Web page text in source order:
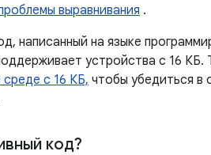
выравнивания .
написанный на языке
устройства с 16 КБ.
с 16 КБ, чтобы убедиться в
код?